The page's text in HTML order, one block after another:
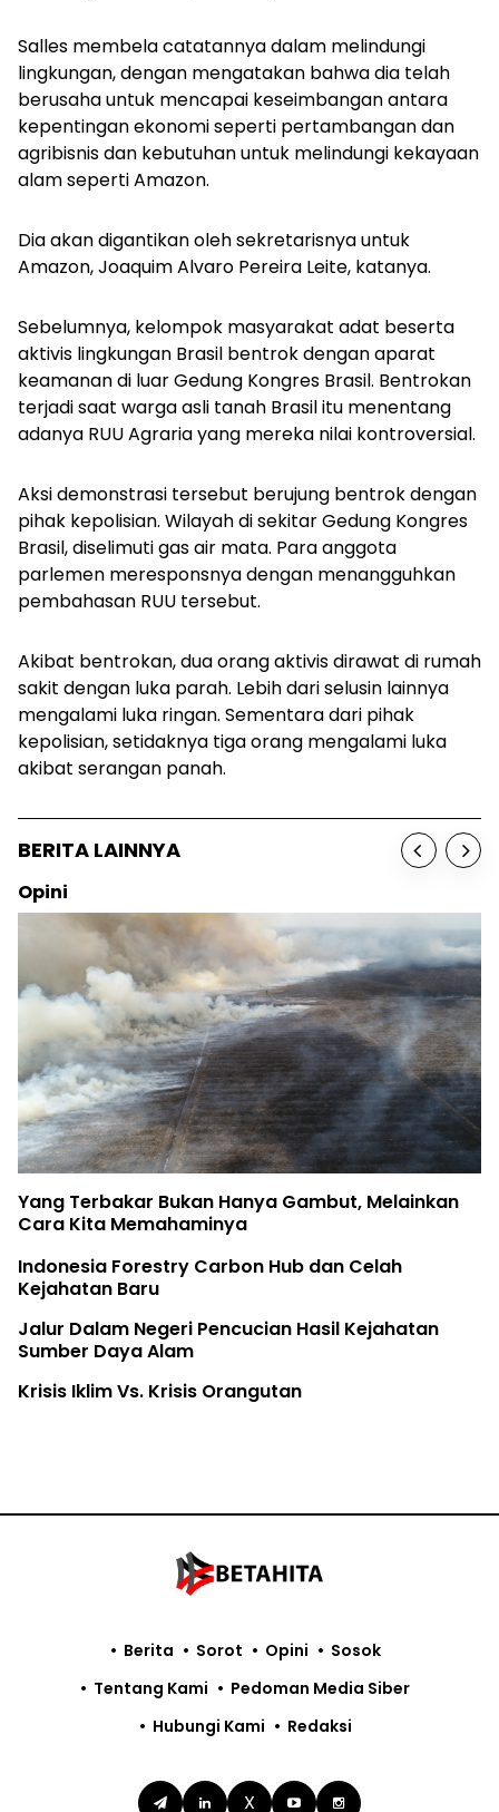
Salles membela catatannya dalam melindungi
lingkungan, dengan mengatakan bahwa dia telah
berusaha untuk mencapai keseimbangan antara
kepentingan ekonomi seperti pertambangan dan
agribisnis dan kebutuhan untuk melindungi kekayaan
alam seperti Amazon.
Dia akan digantikan oleh sekretarisnya untuk
Amazon, Joaquim Alvaro Pereira Leite, katanya.
Sebelumnya, kelompok masyarakat adat beserta
aktivis lingkungan Brasil bentrok dengan aparat
keamanan di luar Gedung Kongres Brasil. Bentrokan
terjadi saat warga asli tanah Brasil itu menentang
adanya RUU Agraria yang mereka nilai kontroversial.
Aksi demonstrasi tersebut berujung bentrok dengan
pihak kepolisian. Wilayah di sekitar Gedung Kongres
Brasil, diselimuti gas air mata. Para anggota
parlemen meresponsnya dengan menangguhkan
pembahasan RUU tersebut.
Akibat bentrokan, dua orang aktivis dirawat di rumah
sakit dengan luka parah. Lebih dari selusin lainnya
mengalami luka ringan. Sementara dari pihak
kepolisian, setidaknya tiga orang mengalami luka
akibat serangan panah.
BERITA LAINNYA
Opini
Yang Terbakar Bukan Hanya Gambut, Melainkan
Cara Kita Memahaminya
Indonesia Forestry Carbon Hub dan Celah
Kejahatan Baru
Jalur Dalam Negeri Pencucian Hasil Kejahatan
Sumber Daya Alam
Krisis Iklim Vs. Krisis Orangutan
X
Berita Sorot Opini
Sosok
Tentang Kami
Pedoman Media Siber
Hubungi Kami
Redaksi